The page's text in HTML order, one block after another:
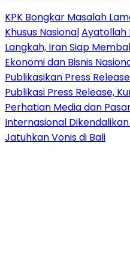
KPK Bongkar Masalah
Khusus NasionalAyatollah
Langkah, Iran Siap
Ekonomi dan Bisnis
Publikasikan Press
Publikasi Press Release,
Perhatian Media dan
Internasional Dikendalikan
Jatuhkan Vonis di Bali